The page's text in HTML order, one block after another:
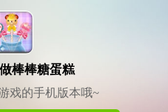
棒棒糖蛋糕
戏的手机版本哦~